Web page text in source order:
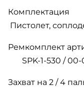
Комплектация
Пистолет,
Ремкомплект
SPK-1-530 /
Захват на 2 / 4